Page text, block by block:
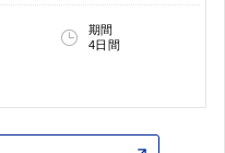
期間
4日間